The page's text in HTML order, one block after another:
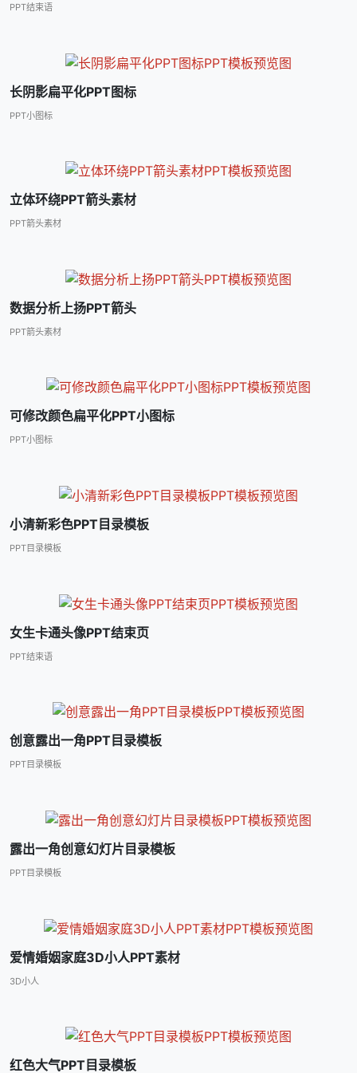
PPT结束语
长阴影扁平化PPT图标
PPT小图标
立体环绕PPT箭头素材
PPT箭头素材
数据分析上扬PPT箭头
PPT箭头素材
可修改颜色扁平化PPT小图标
PPT小图标
小清新彩色PPT目录模板
PPT目录模板
女生卡通头像PPT结束页
PPT结束语
创意露出一角PPT目录模板
PPT目录模板
露出一角创意幻灯片目录模板
PPT目录模板
爱情婚姻家庭3D小人PPT素材
3D小人
红色大气PPT目录模板